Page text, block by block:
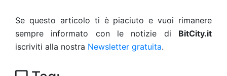
Se questo articolo ti è piaciuto e vuoi rimanere
sempre informato con le notizie di BitCity.it
iscriviti alla nostra Newsletter gratuita.